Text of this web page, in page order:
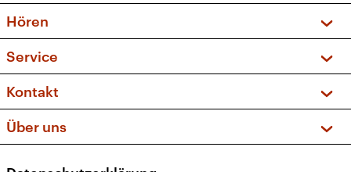
Sendungen und Podcasts
Musikliste
Kakadu – Das Kinderprogramm
Hören
Frequenzen (UKW + DAB+)
Service
FAQ
Apps
Newsletter
Kontakt
Social Media
Über uns